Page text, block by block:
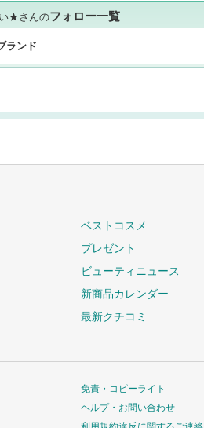
★さんのフォロー一覧
ランド
ベストコスメ
プレゼント
ビューティニュース
新商品カレンダー
最新クチコミ
免責・コピーライト
ヘルプ・お問い合わせ